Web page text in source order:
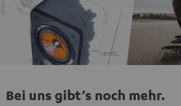
Bei uns gibt’s noch mehr.